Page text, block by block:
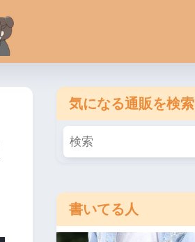
気になる通販を検索
書いてる人